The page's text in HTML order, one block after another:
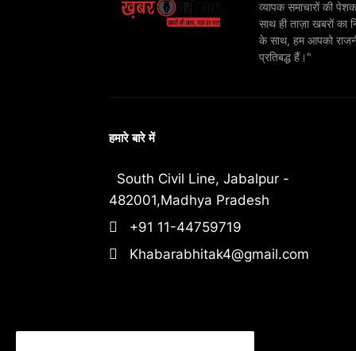
व्यापक समाचारों की
साथ ही ताज़ा खबरों का
के साथ, हम आपको
प्रतिबद्ध हैं।"
हमारे बारे में
South Civil Line, Jabalpur -
482001,Madhya Pradesh
+91 11-44759719
Khabarabhitak4@gmail.com